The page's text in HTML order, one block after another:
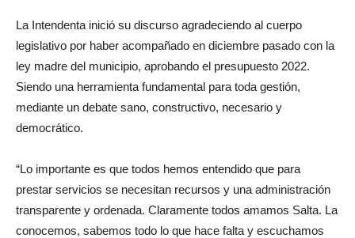
La Intendenta inició su discurso agradeciendo al cuerpo
legislativo por haber acompañado en diciembre pasado con la
ley madre del municipio, aprobando el presupuesto 2022.
Siendo una herramienta fundamental para toda gestión,
mediante un debate sano, constructivo, necesario y
democrático.
“Lo importante es que todos hemos entendido que para
prestar servicios se necesitan recursos y una administración
transparente y ordenada. Claramente todos amamos Salta. La
conocemos, sabemos todo lo que hace falta y escuchamos